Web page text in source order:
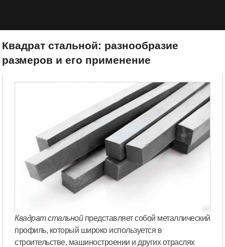
Квадрат стальной: разнообразие
размеров и его применение
Квадрат стальнойпредставляет собой металлический
профиль, который широко используется в
строительстве, машиностроении и других отраслях